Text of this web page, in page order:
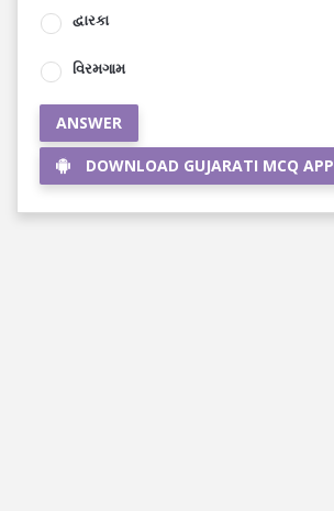
દ્વારકા
વિરમગામ
ANSWER
DOWNLOAD GUJARATI MCQ APP